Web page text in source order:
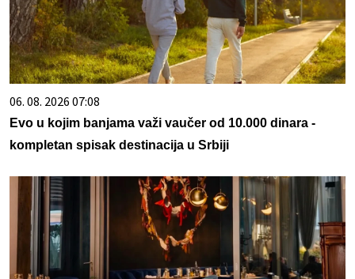
06. 08. 2026 07:08
Evo u kojim banjama važi vaučer od 10.000 dinara -
kompletan spisak destinacija u Srbiji